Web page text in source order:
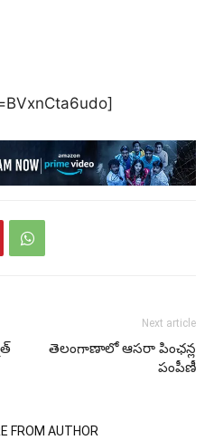
Next article
తెలంగాణాలో ఆసరా పింఛన్ల
పంపీణీ
FROM AUTHOR